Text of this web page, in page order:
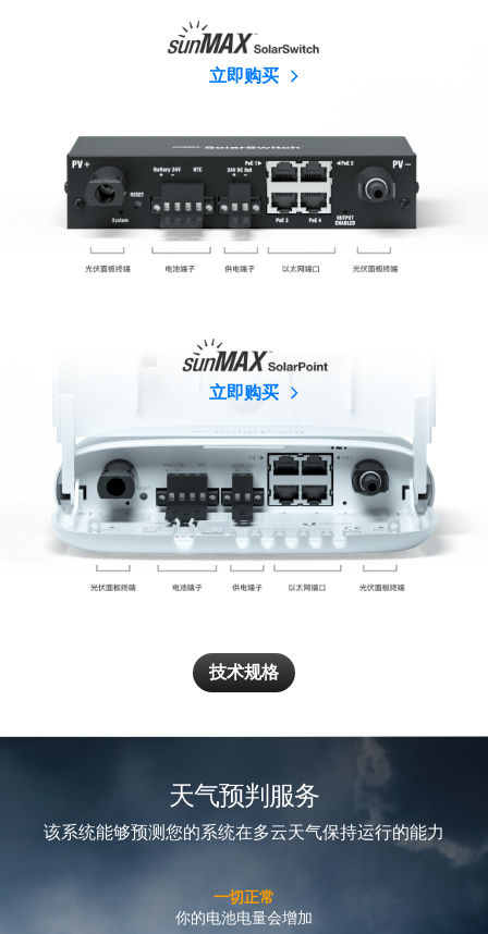
立即购买
立即购买
技术规格
天气预判服务
该系统能够预测您的系统在多云天气保持运行的能力
高风险
太阳活跃度低，预计可能出现输出中断